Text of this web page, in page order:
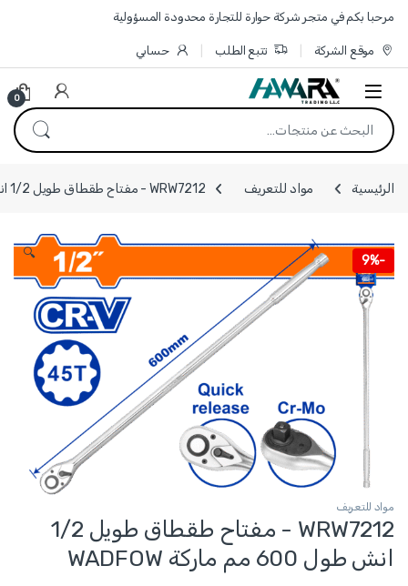
Skip to navigation
Skip to content
مرحبا بكم في متجر شركة حوارة للتجارة محدودة المسؤولية
موقع الشركة تتبع الطلب حسابي
0
البحث عن:
الرئيسية مواد للتعريف WRW7212 - مفتاح طقطاق طويل 1/2 انش طول 600 مم ماركة WADFOW
-
9%
🔍
مواد للتعريف
WRW7212 - مفتاح طقطاق طويل 1/2
انش طول 600 مم ماركة WADFOW